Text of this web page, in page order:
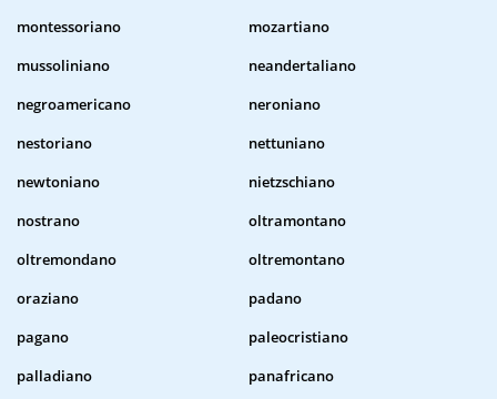
montessoriano
mozartiano
mussoliniano
neandertaliano
negroamericano
neroniano
nestoriano
nettuniano
newtoniano
nietzschiano
nostrano
oltramontano
oltremondano
oltremontano
oraziano
padano
pagano
paleocristiano
palladiano
panafricano